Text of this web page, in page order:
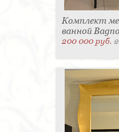
Комплект
ванной
200 000 руб.